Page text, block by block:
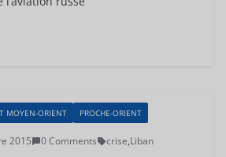
MOYEN-ORIENT PROCHE-ORIENT
2015 0 Comments crise,Liban